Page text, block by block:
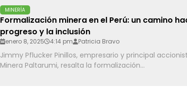
MINERÍA
Formalización minera en el Perú: un camino
progreso y la inclusión
enero 8, 2025 4:14 pm Patricia Bravo
Jimmy Pflucker Pinillos, empresario y principal
Minera Paltarumi, resalta la formalización...